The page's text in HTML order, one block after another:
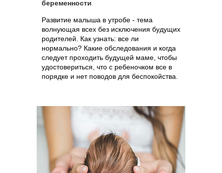
беременности
Развитие малыша в утробе - тема
волнующая всех без исключения будущих
родителей. Как узнать: все ли
нормально? Какие обследования и когда
следует проходить будущей маме, чтобы
удостовериться, что с ребеночком все в
порядке и нет поводов для беспокойства.